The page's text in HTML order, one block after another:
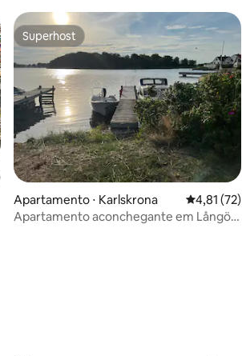
avaliação média de 5, 31 avaliações
Superhost
Superhost
Apartamento ⋅ Karlskrona 4,81 de
4,81 (72)
Apartamento aconchegante em Långö,